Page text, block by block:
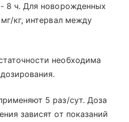
8 ч. Для новорожденных
кг, интервал между
необходима
5 раз/сут. Доза
зависят от показаний